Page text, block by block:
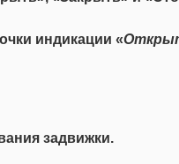
индикации «
задвижки.